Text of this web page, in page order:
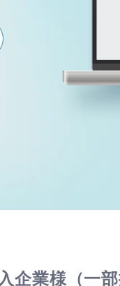
企業様（一部